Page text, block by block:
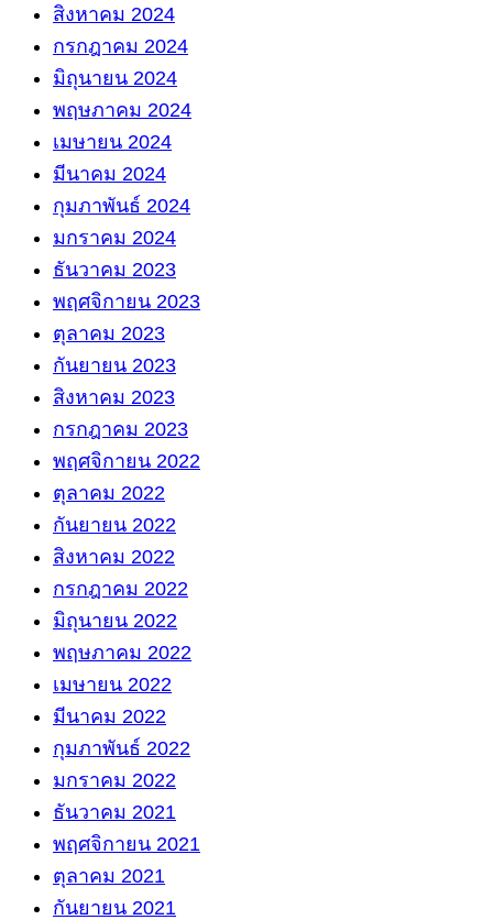
สิงหาคม 2024
กรกฎาคม 2024
มิถุนายน 2024
พฤษภาคม 2024
เมษายน 2024
มีนาคม 2024
กุมภาพันธ์ 2024
มกราคม 2024
ธันวาคม 2023
พฤศจิกายน 2023
ตุลาคม 2023
กันยายน 2023
สิงหาคม 2023
กรกฎาคม 2023
พฤศจิกายน 2022
ตุลาคม 2022
กันยายน 2022
สิงหาคม 2022
กรกฎาคม 2022
มิถุนายน 2022
พฤษภาคม 2022
เมษายน 2022
มีนาคม 2022
กุมภาพันธ์ 2022
มกราคม 2022
ธันวาคม 2021
พฤศจิกายน 2021
ตุลาคม 2021
กันยายน 2021